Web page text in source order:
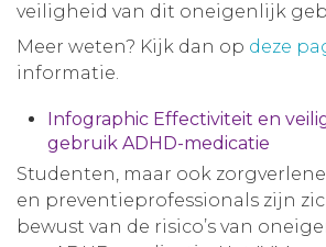
veiligheid van dit oneigenlijk
Meer weten? Kijk dan op deze
informatie.
Infographic Effectiviteit en
gebruik ADHD-medicatie
Studenten, maar ook
en preventieprofessionals zijn
bewust van de risico’s van